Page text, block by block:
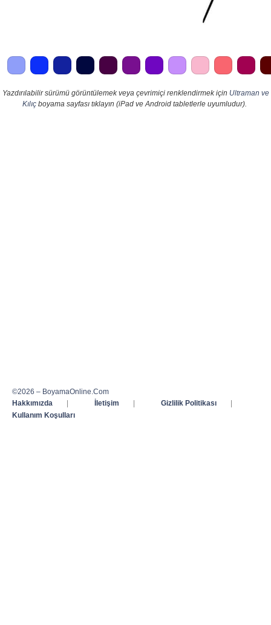
Yazdırılabilir sürümü görüntülemek veya çevrimiçi renklendirmek için Ultraman ve
Kılıç boyama sayfası tıklayın (iPad ve Android tabletlerle uyumludur).
©2026 – BoyamaOnline.Com
Hakkımızda
| İletişim | Gizlilik Politikası
|
Kullanım Koşulları